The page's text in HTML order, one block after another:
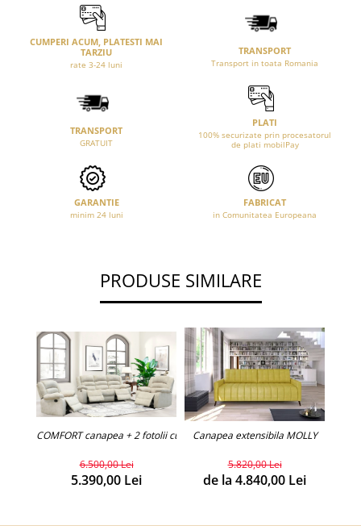
CUMPERI ACUM, PLATESTI MAI
TARZIU
rate 3-24 luni
TRANSPORT
Transport in toata Romania
TRANSPORT
GRATUIT
PLATI
100% securizate prin procesatorul
de plati mobilPay
GARANTIE
minim 24 luni
FABRICAT
in Comunitatea Europeana
PRODUSE SIMILARE
COMFORT canapea + 2 fotolii cu recliner (personalizabil)
6.500,00 Lei
5.390,00 Lei
Canapea extensibila MOLLY
5.820,00 Lei
de la 4.840,00 Lei